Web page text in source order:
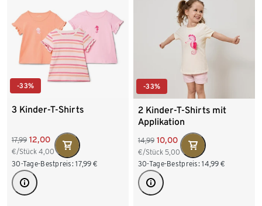
-33%
3 Kinder-T-Shirts
17,99 12,00
€/Stück 4,00
30-Tage-Bestpreis: 17,99 €
-33%
2 Kinder-T-Shirts mit
Applikation
14,99 10,00
€/Stück 5,00
30-Tage-Bestpreis: 14,99 €